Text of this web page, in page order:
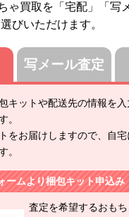
ゃ買取を「宅配」「写
びいただけます。
キットや配送先の情報を入
。
をお届けしますので、自
。
ームより梱包キット申込み
査定を希望するおも
写メール査定